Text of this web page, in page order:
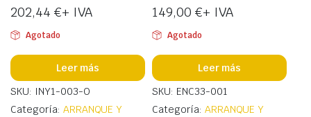
202,44 €+ IVA
Agotado
Leer más
SKU: INY1-003-O
Categoría: ARRANQUE Y
149,00 €+ IVA
Agotado
Leer más
SKU: ENC33-001
Categoría: ARRANQUE Y